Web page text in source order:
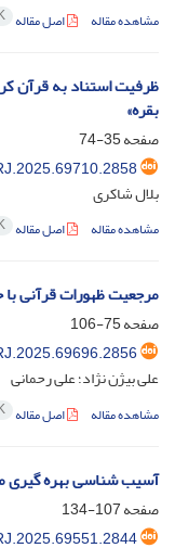
مشاهده مقاله اصل مقاله
ظرفیت استناد به قرآن
بقره»
صفحه35-74
بلال شاکری
مشاهده مقاله اصل مقاله
مرجعیت ظهورات قرآنی
صفحه75-106
علی بیژن نژاد؛ علی رحمانی
مشاهده مقاله اصل مقاله
آسیب شناسی بهره گیری
صفحه107-134